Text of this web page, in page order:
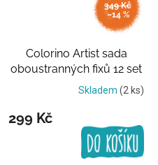
349 Kč
–14 %
Colorino Artist sada
oboustranných fixů 12 set
Základní barvy
Skladem (2 ks)
299 Kč